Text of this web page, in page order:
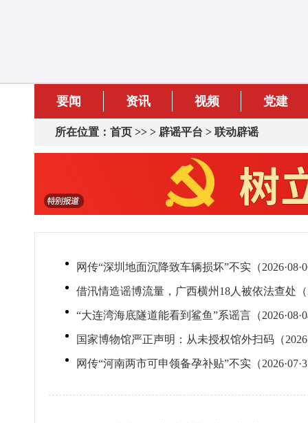
要闻 资讯 视频 党建
所在位置： 首页 >> > 辟谣平台 > 联动辟谣
网传“深圳地面沉降致车辆损坏”不实（
借汛情造谣博流量，广西横州18人被依法查处（
“大连湾海底隧道能看到鲨鱼”系谣言（
国家博物馆严正声明：从未授权馆外扫码（
网传“河南两市可申领备孕补贴”不实（